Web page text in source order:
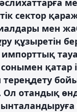
сектор
мен
құзыретін
қатар
отандық